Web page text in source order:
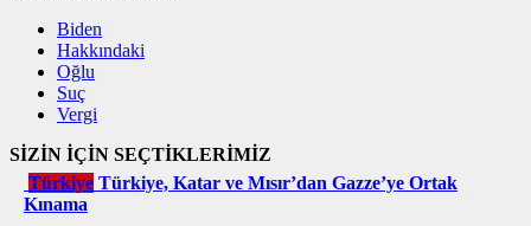
Biden
Hakkındaki
Oğlu
Suç
Vergi
SİZİN İÇİN SEÇTİKLERİMİZ
Türkiye Türkiye, Katar ve Mısır’dan Gazze’ye Ortak
Kınama